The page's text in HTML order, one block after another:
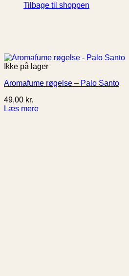
Tilbage til shoppen
Ikke på lager
Aromafume røgelse – Palo Santo
49,00 kr.
Læs mere